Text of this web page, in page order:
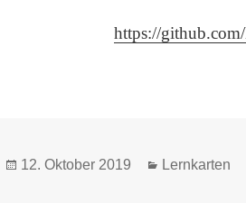
https://
Veröffentlicht
12. Oktober 2019 Kategorien
Lernkarten